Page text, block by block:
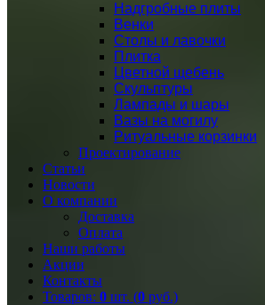
Надгробные плиты
Венки
Столы и лавочки
Плитка
Цветной щебень
Скульптуры
Лампады и шары
Вазы на могилу
Ритуальные корзинки
Проектирование
Статьи
Новости
О компании
Доставка
Оплата
Наши работы
Акции
Контакты
Товаров: 0 шт. (0 руб.)